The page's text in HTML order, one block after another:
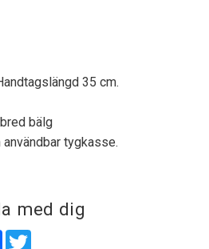
35 cm.
bälg
tygkasse.
med dig
Facebook